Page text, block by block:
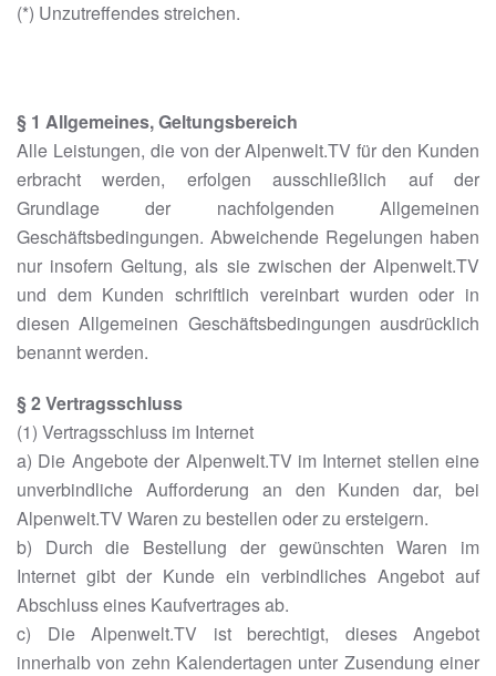
(*) Unzutreffendes streichen.
§ 1 Allgemeines, Geltungsbereich
Alle Leistungen, die von der Alpenwelt.TV für den Kunden
erbracht werden, erfolgen ausschließlich auf der
Grundlage der nachfolgenden Allgemeinen
Geschäftsbedingungen. Abweichende Regelungen haben
nur insofern Geltung, als sie zwischen der Alpenwelt.TV
und dem Kunden schriftlich vereinbart wurden oder in
diesen Allgemeinen Geschäftsbedingungen ausdrücklich
benannt werden.
§ 2 Vertragsschluss
(1) Vertragsschluss im Internet
a) Die Angebote der Alpenwelt.TV im Internet stellen eine
unverbindliche Aufforderung an den Kunden dar, bei
Alpenwelt.TV Waren zu bestellen oder zu ersteigern.
b) Durch die Bestellung der gewünschten Waren im
Internet gibt der Kunde ein verbindliches Angebot auf
Abschluss eines Kaufvertrages ab.
c) Die Alpenwelt.TV ist berechtigt, dieses Angebot
innerhalb von zehn Kalendertagen unter Zusendung einer